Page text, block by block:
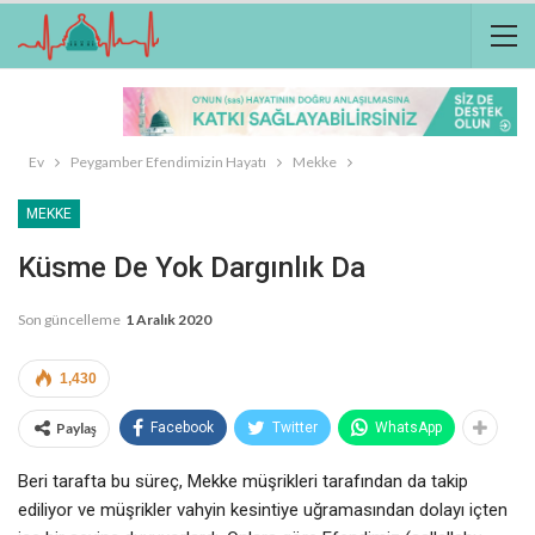
Ev Peygamber Efendimizin Hayatı Mekke
MEKKE
Küsme De Yok Dargınlık Da
Son güncelleme 1 Aralık 2020
1,430
Paylaş Facebook Twitter WhatsApp
Beri tarafta bu süreç, Mekke müşrikleri tarafından da takip
ediliyor ve müşrikler vahyin kesintiye uğramasından dolayı içten